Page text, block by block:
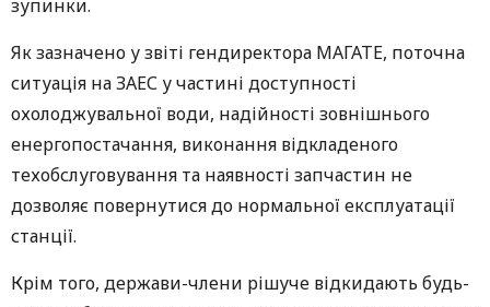
зупинки.
Як зазначено у звіті гендиректора МАГАТЕ, поточна
ситуація на ЗАЕС у частині доступності
охолоджувальної води, надійності зовнішнього
енергопостачання, виконання відкладеного
техобслуговування та наявності запчастин не
дозволяє повернутися до нормальної експлуатації
станції.
Крім того, держави-члени рішуче відкидають будь-